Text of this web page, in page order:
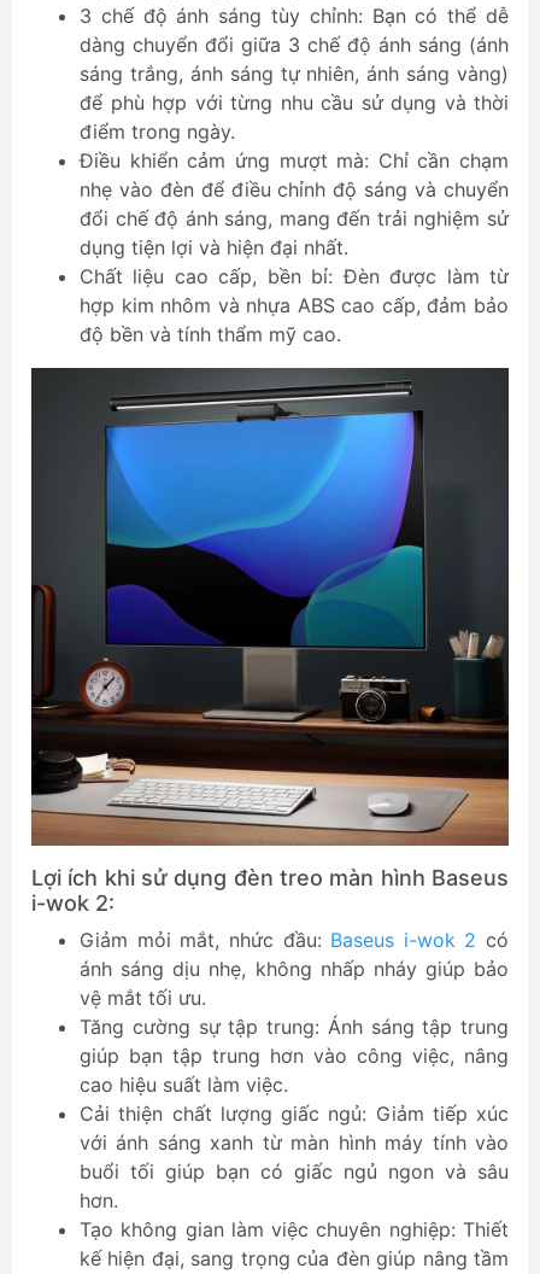
3 chế độ ánh sáng tùy chỉnh: Bạn có thể dễ
dàng chuyển đổi giữa 3 chế độ ánh sáng (ánh
sáng trắng, ánh sáng tự nhiên, ánh sáng vàng)
để phù hợp với từng nhu cầu sử dụng và thời
điểm trong ngày.
Điều khiển cảm ứng mượt mà: Chỉ cần chạm
nhẹ vào đèn để điều chỉnh độ sáng và chuyển
đổi chế độ ánh sáng, mang đến trải nghiệm sử
dụng tiện lợi và hiện đại nhất.
Chất liệu cao cấp, bền bỉ: Đèn được làm từ
hợp kim nhôm và nhựa ABS cao cấp, đảm bảo
độ bền và tính thẩm mỹ cao.
Lợi ích khi sử dụng đèn treo màn hình Baseus
i-wok 2:
Giảm mỏi mắt, nhức đầu: Baseus i-wok 2 có
ánh sáng dịu nhẹ, không nhấp nháy giúp bảo
vệ mắt tối ưu.
Tăng cường sự tập trung: Ánh sáng tập trung
giúp bạn tập trung hơn vào công việc, nâng
cao hiệu suất làm việc.
Cải thiện chất lượng giấc ngủ: Giảm tiếp xúc
với ánh sáng xanh từ màn hình máy tính vào
buổi tối giúp bạn có giấc ngủ ngon và sâu
hơn.
Tạo không gian làm việc chuyên nghiệp: Thiết
kế hiện đại, sang trọng của đèn giúp nâng tầm